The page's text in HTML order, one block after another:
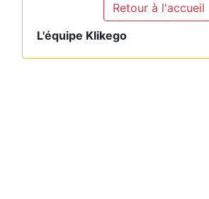
Retour à l'accueil
L'équipe Klikego